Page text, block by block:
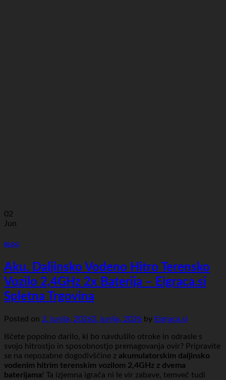
02
Jun
BLOG
Aku. Daljinsko Vodeno Hitro Terensko
Vozilo 2,4GHz 2x Baterija – Eigraca.si
Spletna Trgovina
Posted on 2. junija, 20262. junija, 2026 by Eigraca.si
Iščete popolno darilo, ki bo navdušilo otroke in odrasle s
svojo hitrostjo in sposobnostjo premagovanja ovir? Pripravite
se na nepozabne dogodivščine z akumulatorskim daljinsko
vodenim hitrim terenskim vozilom 2,4GHz z dvema
baterijama! Ta izjemna igrača ni le vir zabave, temveč tudi